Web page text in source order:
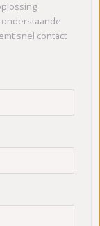
onderstaande
snel contact